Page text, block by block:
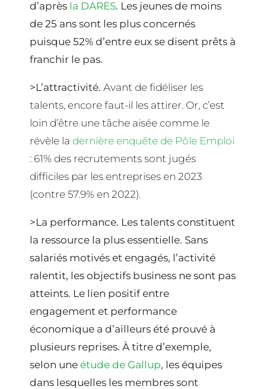
d’après la DARES. Les jeunes de moins
de 25 ans sont les plus concernés
puisque 52% d’entre eux se disent prêts à
franchir le pas.
>L’attractivité. Avant de fidéliser les
talents, encore faut-il les attirer. Or, c’est
loin d’être une tâche aisée comme le
révèle la dernière enquête de Pôle Emploi
: 61% des recrutements sont jugés
difficiles par les entreprises en 2023
(contre 57.9% en 2022).
>La performance. Les talents constituent
la ressource la plus essentielle. Sans
salariés motivés et engagés, l’activité
ralentit, les objectifs business ne sont pas
atteints. Le lien positif entre
engagement et performance
économique a d’ailleurs été prouvé à
plusieurs reprises. À titre d’exemple,
selon une étude de Gallup, les équipes
dans lesquelles les membres sont